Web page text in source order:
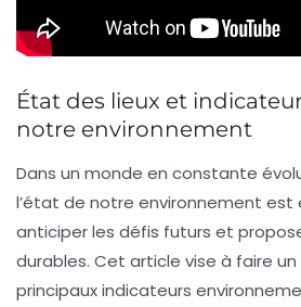
État des lieux et
notre environnement
Dans un monde en constante
l’état de notre environnement est
anticiper les défis futurs et
durables. Cet article vise à faire
principaux indicateurs